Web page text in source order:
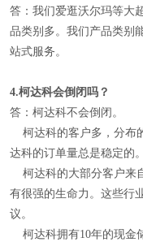
答：我们爱逛沃尔玛等大
品类别多。我们产品类别
站式服务。
4.柯达科会倒闭吗？
答：柯达科不会倒闭。
柯达科的客户多，分布
达科的订单量总是稳定的。
柯达科的大部分客户来
有很强的生命力。这些行
议。
柯达科拥有10年的现金